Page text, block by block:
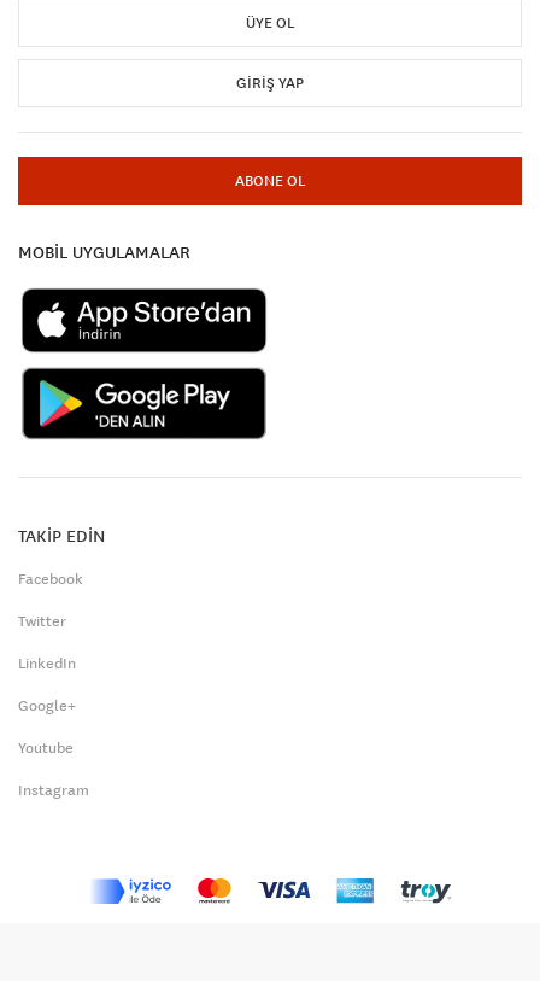
ÜYE OL
GIRIŞ YAP
ABONE OL
MOBİL UYGULAMALAR
TAKİP EDİN
Facebook
Twitter
LinkedIn
Google+
Youtube
Instagram